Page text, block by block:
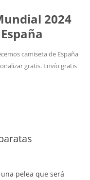
2024
camiseta de España
gratis. Envío gratis
pelea que será